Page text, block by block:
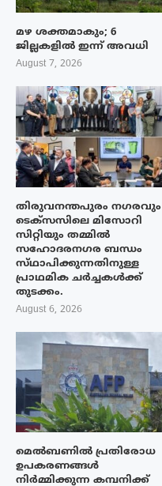
മഴ ശക്തമാകും; 6
ജില്ലകളിൽ ഇന്ന് അവധി
August 7, 2026
തിരുവനന്തപുരം നഗരവും
ടെക്‌സസിലെ മിസോറി
സിറ്റിയും തമ്മിൽ
സഹോദരനഗര ബന്ധം
സ്‌ഥാപിക്കുന്നതിനുള്ള
പ്രാഥമിക ചർച്ചകൾക്ക്
തുടക്കം.
August 6, 2026
മെൽബണിൽ പ്രതിരോധ
ഉപകരണങ്ങൾ
നിർമ്മിക്കുന്ന കമ്പനിക്ക്